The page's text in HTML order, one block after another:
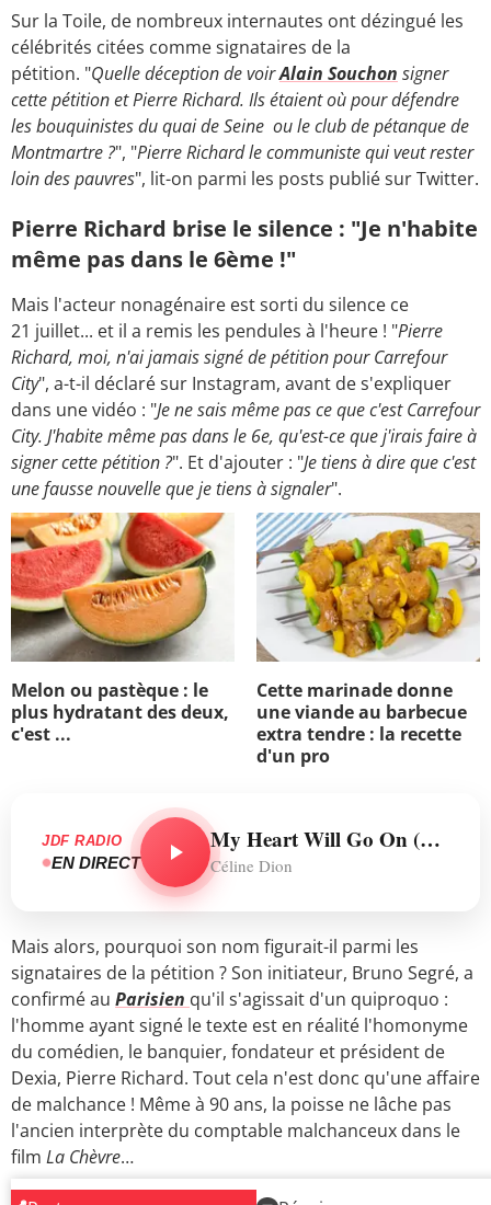
Sur la Toile, de nombreux internautes ont dézingué les
célébrités citées comme signataires de la
pétition. "Quelle déception de voirAlain Souchon signer
cette pétition et Pierre Richard. Ils étaient où pour défendre
les bouquinistes du quai de Seine ou le club de pétanque de
Montmartre ?", "Pierre Richard le communiste qui veut rester
loin des pauvres", lit-on parmi les posts publié sur Twitter.
Pierre Richard brise le silence : "Je n'habite
même pas dans le 6ème !"
Mais l'acteur nonagénaire est sorti du silence ce
21 juillet... et il a remis les pendules à l'heure ! "Pierre
Richard, moi, n'ai jamais signé de pétition pour Carrefour
City", a-t-il déclaré sur Instagram, avant de s'expliquer
dans une vidéo : "Je ne sais même pas ce que c'est Carrefour
City. J'habite même pas dans le 6e, qu'est-ce que j'irais faire à
signer cette pétition ?". Et d'ajouter : "Je tiens à dire que c'est
une fausse nouvelle que je tiens à signaler".
Melon ou pastèque : le
plus hydratant des deux,
c'est ...
Cette marinade donne
une viande au barbecue
extra tendre : la recette
d'un pro
JDF RADIO
EN DIRECT
My Heart Will Go On (Love Theme from "Titanic")
Céline Dion
Mais alors, pourquoi son nom figurait-il parmi les
signataires de la pétition ? Son initiateur, Bruno Segré, a
confirmé au Parisien qu'il s'agissait d'un quiproquo :
l'homme ayant signé le texte est en réalité l'homonyme
du comédien, le banquier, fondateur et président de
Dexia, Pierre Richard. Tout cela n'est donc qu'une affaire
de malchance ! Même à 90 ans, la poisse ne lâche pas
l'ancien interprète du comptable malchanceux dans le
film La Chèvre…